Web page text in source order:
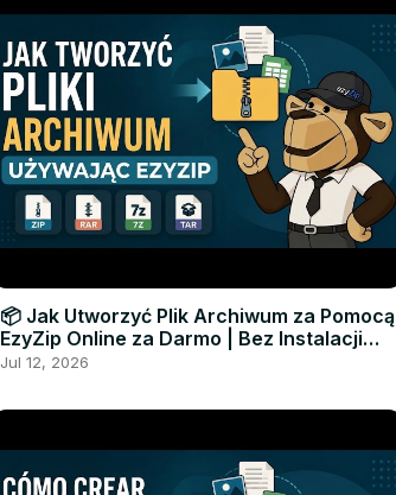
📦 Jak Utworzyć Plik Archiwum za Pomocą
EzyZip Online za Darmo | Bez Instalacji
Oprogramowania
Jul 12, 2026